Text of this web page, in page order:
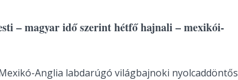
– magyar idő szerint hétfő hajnali – mexikói-
Anglia labdarúgó világbajnoki nyolcaddöntős